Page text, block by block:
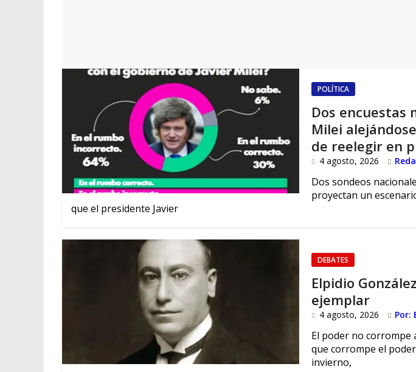
POLÍTICA
Dos encuestas
Milei
de reelegir en
4 agosto, 2026
Dos sondeos
proyectan un
que el presidente Javier
DEBATES
Elpidio
ejemplar
4 agosto, 2026 Por:
El poder no corrompe
que corrompe el
invierno,